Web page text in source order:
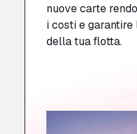
nuove carte
i costi e garantire
della tua flotta.